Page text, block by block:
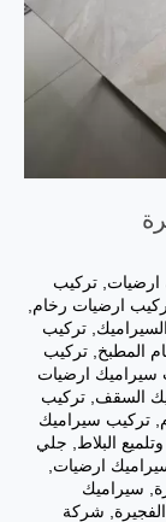
ارضيات تركيب
ارضيات رخام
تركيب
المطبخ تركيب
سيراميك ارضيات
السقف تركيب
تركيب سيراميك
البلاط
جلي
ارضيات
سيراميك
شركة